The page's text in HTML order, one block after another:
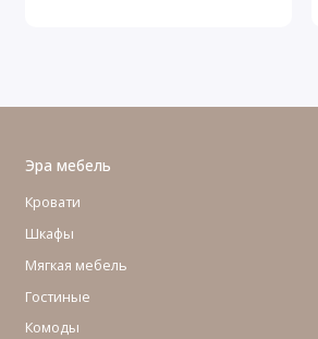
Эра мебель
Кровати
Шкафы
Мягкая мебель
Гостиные
Комоды